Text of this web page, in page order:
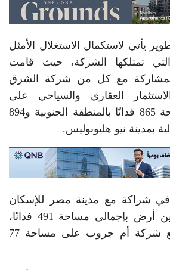
يأتي لاستكمال الاستغلال الأمثل
تمتلكها الشركة، حيث قامت
مع كل من شركة الشرق
العقاري والسياحي على
قطعتين أرض بمساحة 865 فدانًا بالمنطقة الجنوبية و894
بمدينة نيو هليوبوليس.
شراكة مع مدينة مصر للإسكان
والتعمير على قطعتين أرض بإجمالي مساحة 491 فدانًا،
وكذلك المشاركة مع شركة أم جروب على مساحة 77